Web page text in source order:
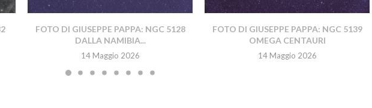
FOTO DI GIUSEPPE PAPPA: NGC 5128
DALLA NAMIBIA...
14 Maggio 2026
FOTO DI GIUSEPPE PAPPA: NGC 5139
OMEGA CENTAURI
14 Maggio 2026